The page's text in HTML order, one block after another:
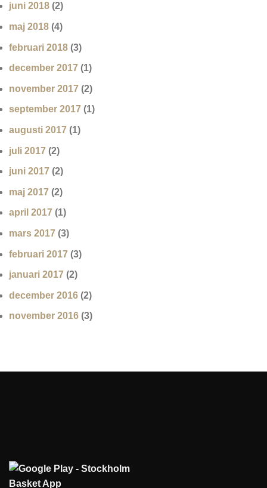
juni 2018 (2)
maj 2018 (4)
februari 2018 (3)
december 2017 (1)
november 2017 (2)
september 2017 (1)
augusti 2017 (1)
juli 2017 (2)
juni 2017 (2)
maj 2017 (2)
april 2017 (1)
mars 2017 (3)
februari 2017 (3)
januari 2017 (2)
december 2016 (2)
november 2016 (3)